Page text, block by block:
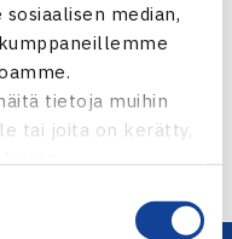
median,
tietoja muihin
tai joita on kerätty,
P16-joukkueen…